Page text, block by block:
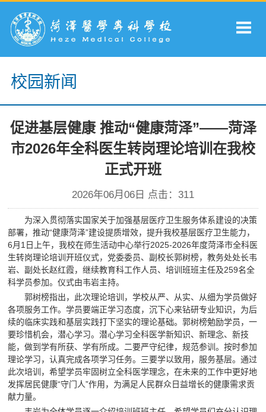
校园新闻
促进基层健康 推动“健康菏泽”——菏泽
市2026年全科医生转岗理论培训在我校
正式开班
2026年06月06日 点击： 311
为深入贯彻落实国家关于加强基层医疗卫生服务体系建设的决策
部署，推动“健康菏泽”建设提质增效，提升我校基层医疗卫生能力，
6月1日上午，我校在师生活动中心举行2025-2026年度菏泽市全科医
生转岗理论培训开班仪式，党委委员、副校长郭树榜，教务处处长韦
岩、副处长赵红霞，继续教育科工作人员、培训班班主任及259名全
科学员参加。仪式由韦岩主持。
郭树榜指出，此次理论培训，学校从严、从实、从细为学员做好
各项服务工作。学员要端正学习态度，沉下心来钻研专业知识，为后
续的临床实践和基层实践打下坚实的理论基础。郭树榜勉励学员，一
要珍惜机会，潜心学习。潜心学习全科医学新知识、新理念、新技
能，做到学有所获、学有所成。二要严守纪律，规范参训。按时参加
理论学习，认真完成各项学习任务。三要学以致用，服务基层。通过
此次培训，希望学员牢固树立全科医学理念，在未来的工作中更好地
发挥居民健康“守门人”作用，为满足人民群众日益增长的健康需求贡
献力量。